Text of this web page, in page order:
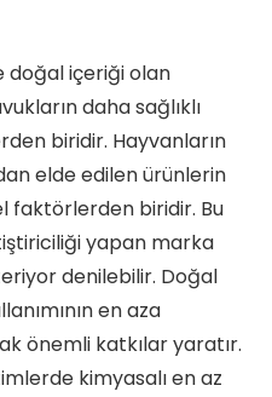
doğal içeriği olan
daha sağlıklı
biridir. Hayvanların
elde edilen ürünlerin
faktörlerden biridir. Bu
yapan marka
denilebilir. Doğal
en aza
önemli katkılar yaratır.
kimyasalı en az